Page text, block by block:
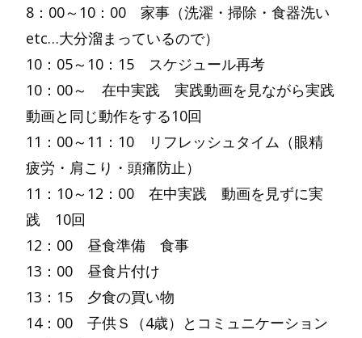
8：00～10：00 家事（洗濯・掃除・食器洗い
etc…大分溜まっているので）
10：05～10：15 スケジュール再考
10：00～ 在中実践 実践動画を見ながら実践
動画と同じ動作をする10回
11：00～11：10 リフレッシュタイム（眼精
疲労・肩こり・頭痛防止）
11：10～12：00 在中実践 動画を見ずに実
践 10回
12：00 昼食準備 食事
13：00 昼食片付け
13：15 夕食の買い物
14：00 子供Ｓ（4歳）とコミュニケーション